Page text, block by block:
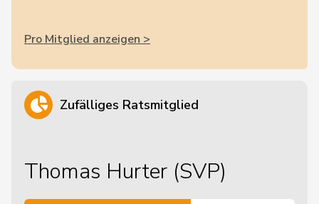
Pro Mitglied anzeigen >
Zufälliges Ratsmitglied
Thomas Hurter (SVP)